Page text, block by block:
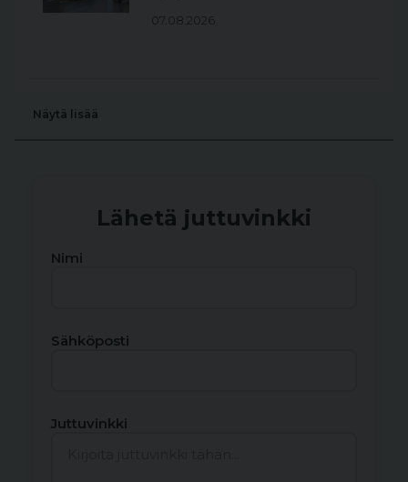
07.08.2026
Näytä lisää
Lähetä juttuvinkki
Nimi
Sähköposti
Juttuvinkki